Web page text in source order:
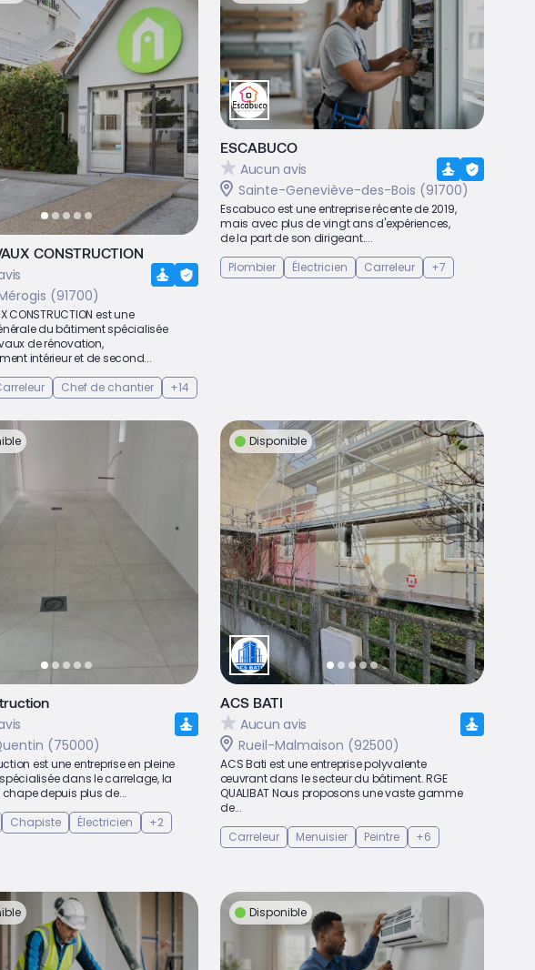
CONSTRUCTION
(91700)
CONSTRUCTION est une
du bâtiment spécialisée
de rénovation,
intérieur et de second...
Chef de chantier +14
ESCABUCO
Aucun avis
Sainte-Geneviève-des-Bois (91700)
Escabuco est une entreprise récente de 2019,
mais avec plus de vingt ans d'expériences,
de la part de son dirigeant....
Plombier
Électricien Carreleur +7
(75000)
est une entreprise en pleine
dans le carrelage, la
depuis plus de...
Chapiste Électricien +2
Disponible
ACS BATI
Aucun avis
Rueil-Malmaison (92500)
ACS Bati est une entreprise polyvalente
œuvrant dans le secteur du bâtiment. RGE
QUALIBAT Nous proposons une vaste gamme
de...
Carreleur
Menuisier Peintre +6
Disponible